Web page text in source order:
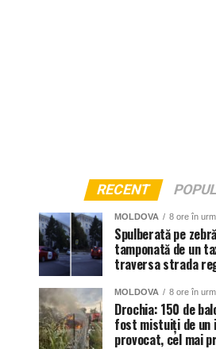
RECENT
MOLDOVA 8 ore în
Spulberată pe
tamponată de un
traversa strada
MOLDOVA 8 ore în
Drochia: 150 de
fost mistuiți de un
provocat, cel mai